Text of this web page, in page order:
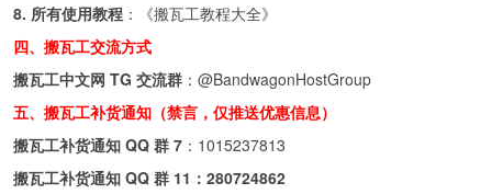
8. 所有使用教程 ：《搬瓦工教程大全》
四、搬瓦工交流方式
搬瓦工中文网 TG 交流群 ： @BandwagonHostGroup
五、搬瓦工补货通知（禁言，仅推送优惠信息）
搬瓦工补货通知 QQ 群 7 ： 1015237813
搬瓦工补货通知 QQ 群 11： 280724862